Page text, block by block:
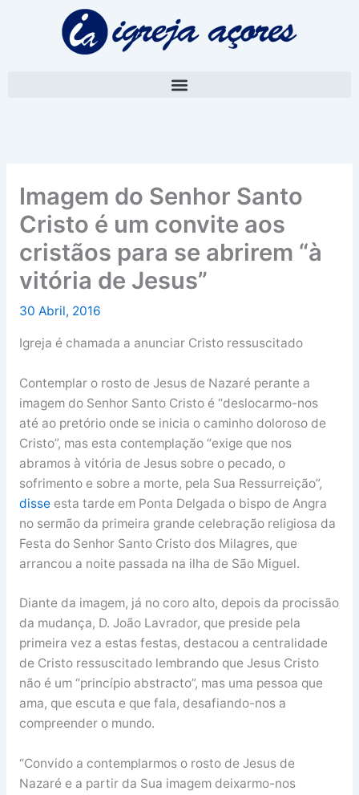
Imagem do Senhor Santo
Cristo é um convite aos
cristãos para se abrirem “à
vitória de Jesus”
30 Abril, 2016
Igreja é chamada a anunciar Cristo ressuscitado
Contemplar o rosto de Jesus de Nazaré perante a
imagem do Senhor Santo Cristo é “deslocarmo-nos
até ao pretório onde se inicia o caminho doloroso de
Cristo”, mas esta contemplação “exige que nos
abramos à vitória de Jesus sobre o pecado, o
sofrimento e sobre a morte, pela Sua Ressurreição”,
disseesta tarde em Ponta Delgada o bispo de Angra
no sermão da primeira grande celebração religiosa da
Festa do Senhor Santo Cristo dos Milagres, que
arrancou a noite passada na ilha de São Miguel.
Diante da imagem, já no coro alto, depois da procissão
da mudança, D. João Lavrador, que preside pela
primeira vez a estas festas, destacou a centralidade
de Cristo ressuscitado lembrando que Jesus Cristo
não é um “princípio abstracto”, mas uma pessoa que
ama, que escuta e que fala, desafiando-nos a
compreender o mundo.
“Convido a contemplarmos o rosto de Jesus de
Nazaré e a partir da Sua imagem deixarmo-nos